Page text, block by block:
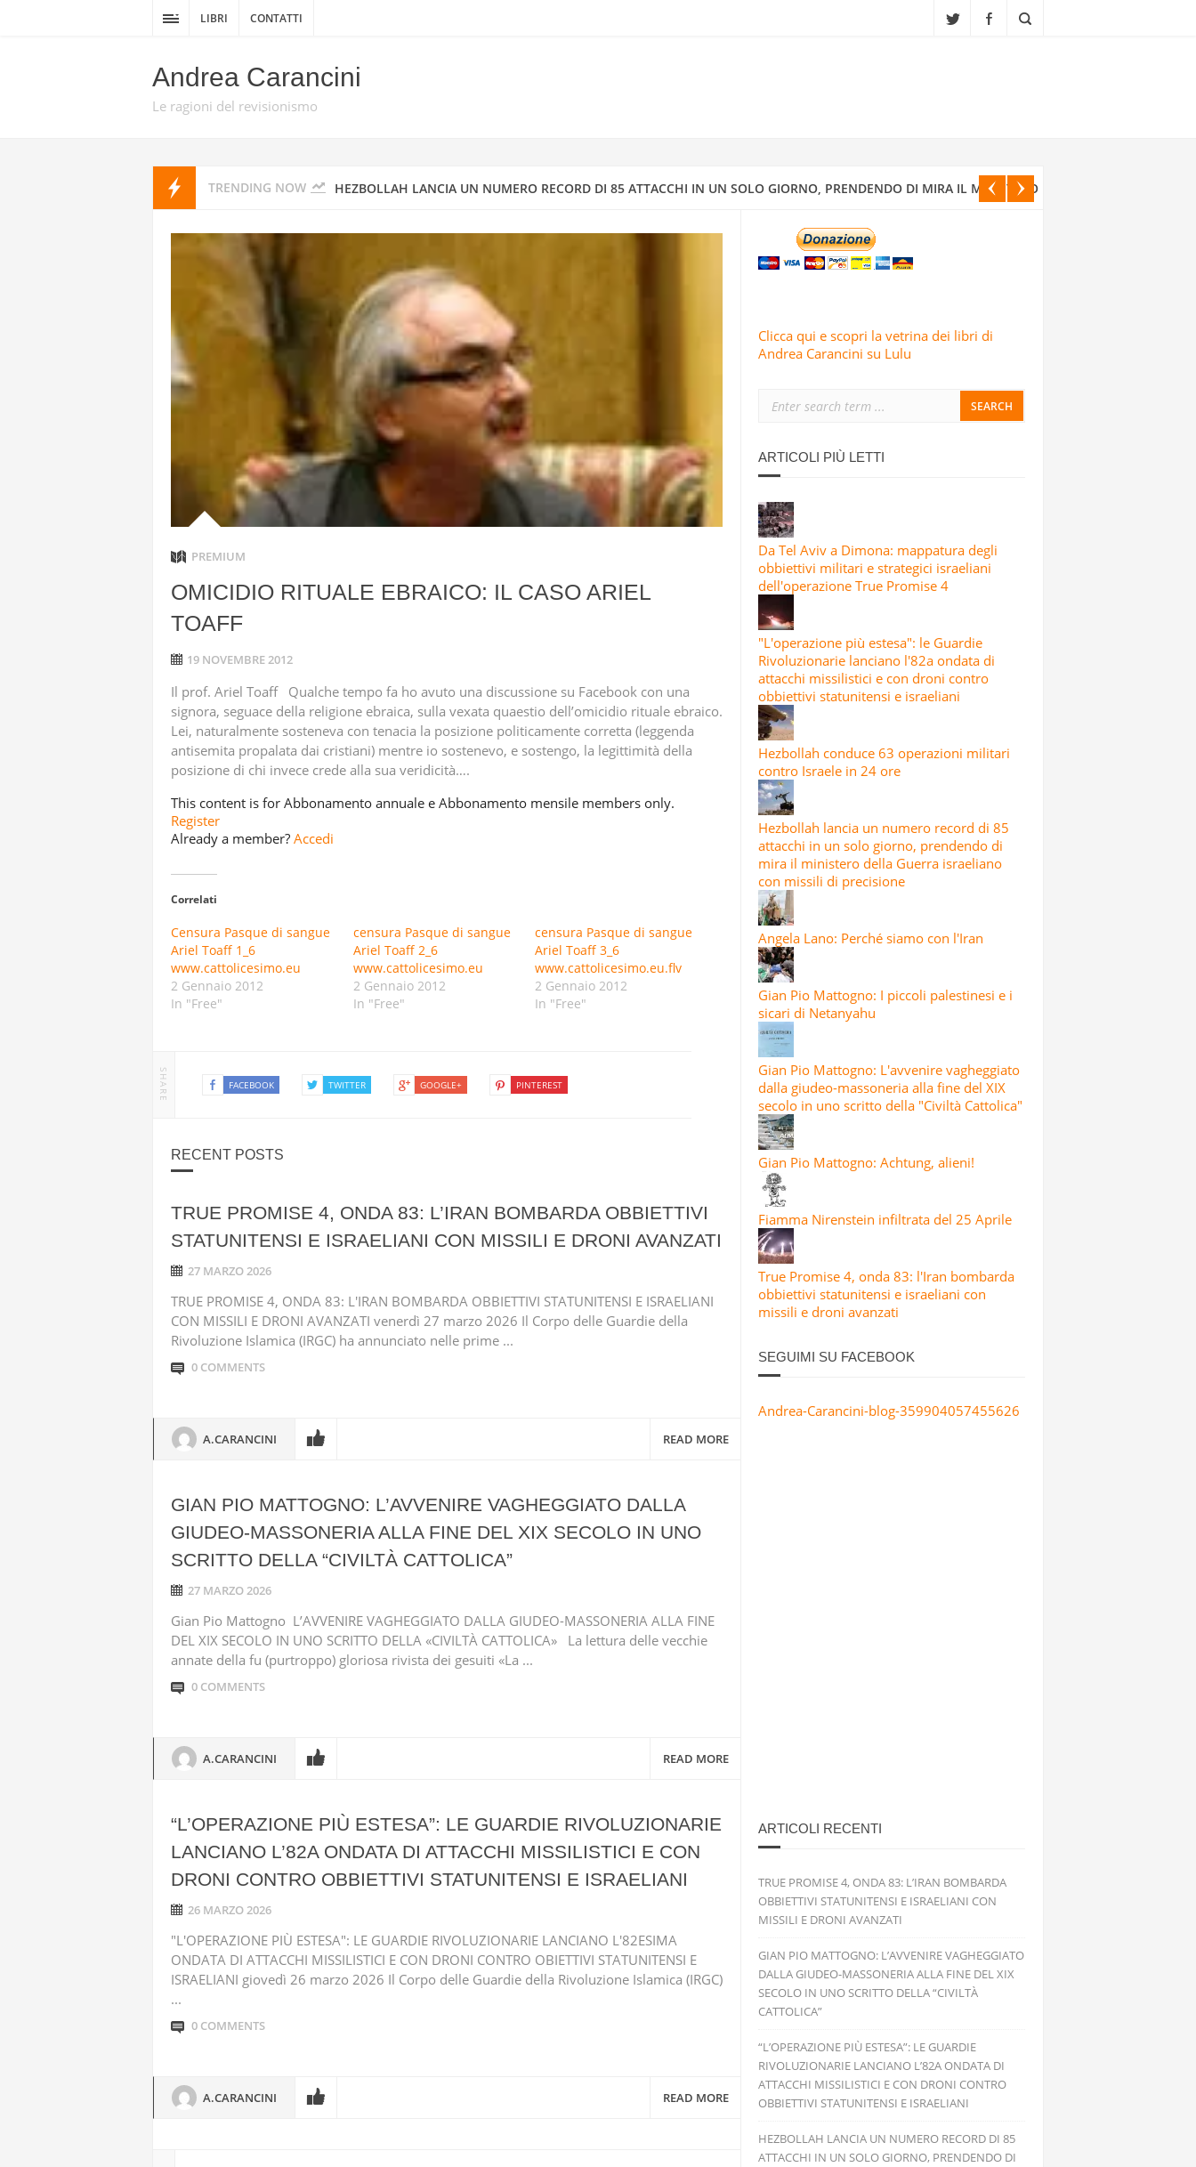
LIBRI CONTATTI
Andrea Carancini
Le ragioni del revisionismo
TRENDING NOW
GIAN PIO MATTOGNO: L’AVVENIRE VAGHEGGIATO DALLA GIUDEO-MASSONERIA ALLA FINE DEL XIX SECOLO IN UNO
HEZBOLLAH LANCIA UN NUMERO RECORD DI 85 ATTACCHI IN UN SOLO GIORNO, PRENDENDO DI MIRA IL MINISTERO
DELLA GUERRA ISRAELIANO CON MISSILI DI PRECISIONE
DA TEL AVIV A DIMONA: MAPPATURA DEGLI OBBIETTIVI MILITARI E STRATEGICI ISRAELIANI DELL’OPERAZIONE TRUE
PROMISE 4
HEZBOLLAH CONDUCE 63 OPERAZIONI MILITARI CONTRO ISRAELE IN 24 ORE
HEZBOLLAH LANCIA OLTRE 30 RAZZI CONTRO HAIFA E NAHARIYA IN UN MASSICCIO ATTACCO
STATI UNITI E ISRAELE INTENSIFICANO GLI ATTACCHI CONTRO AREE RESIDENZIALI, SCUOLE E CENTRI CULTURALI IN
TRUE PROMISE 4, ONDA 83: L’IRAN BOMBARDA OBBIETTIVI STATUNITENSI E ISRAELIANI CON MISSILI E DRONI
AVANZATI
PREMIUM
OMICIDIO RITUALE EBRAICO: IL CASO ARIEL
TOAFF
19 NOVEMBRE 2012
Il prof. Ariel Toaff Qualche tempo fa ho avuto una discussione su Facebook con una
signora, seguace della religione ebraica, sulla vexata quaestio dell’omicidio rituale ebraico.
Lei, naturalmente sosteneva con tenacia la posizione politicamente corretta (leggenda
antisemita propalata dai cristiani) mentre io sostenevo, e sostengo, la legittimità della
posizione di chi invece crede alla sua veridicità….
This content is for Abbonamento annuale e Abbonamento mensile members only.
Register
Already a member? Accedi
Correlati
Censura Pasque di sangue
Ariel Toaff 1_6
www.cattolicesimo.eu
2 Gennaio 2012
In "Free"
censura Pasque di sangue
Ariel Toaff 2_6
www.cattolicesimo.eu
2 Gennaio 2012
In "Free"
censura Pasque di sangue
Ariel Toaff 3_6
www.cattolicesimo.eu.flv
2 Gennaio 2012
In "Free"
SHARE FACEBOOK TWITTER GOOGLE+ PINTEREST
RECENT POSTS
TRUE PROMISE 4, ONDA 83: L’IRAN BOMBARDA OBBIETTIVI
STATUNITENSI E ISRAELIANI CON MISSILI E DRONI AVANZATI
27 MARZO 2026
TRUE PROMISE 4, ONDA 83: L'IRAN BOMBARDA OBBIETTIVI STATUNITENSI E ISRAELIANI
CON MISSILI E DRONI AVANZATI venerdì 27 marzo 2026 Il Corpo delle Guardie della
Rivoluzione Islamica (IRGC) ha annunciato nelle prime ...
0 COMMENTS
A.CARANCINI READ MORE
GIAN PIO MATTOGNO: L’AVVENIRE VAGHEGGIATO DALLA
GIUDEO-MASSONERIA ALLA FINE DEL XIX SECOLO IN UNO
SCRITTO DELLA “CIVILTÀ CATTOLICA”
27 MARZO 2026
Gian Pio Mattogno L’AVVENIRE VAGHEGGIATO DALLA GIUDEO-MASSONERIA ALLA FINE
DEL XIX SECOLO IN UNO SCRITTO DELLA «CIVILTÀ CATTOLICA» La lettura delle vecchie
annate della fu (purtroppo) gloriosa rivista dei gesuiti «La ...
0 COMMENTS
A.CARANCINI READ MORE
“L’OPERAZIONE PIÙ ESTESA”: LE GUARDIE RIVOLUZIONARIE
LANCIANO L’82A ONDATA DI ATTACCHI MISSILISTICI E CON
DRONI CONTRO OBBIETTIVI STATUNITENSI E ISRAELIANI
26 MARZO 2026
"L'OPERAZIONE PIÙ ESTESA": LE GUARDIE RIVOLUZIONARIE LANCIANO L'82ESIMA
ONDATA DI ATTACCHI MISSILISTICI E CON DRONI CONTRO OBIETTIVI STATUNITENSI E
ISRAELIANI giovedì 26 marzo 2026 Il Corpo delle Guardie della Rivoluzione Islamica (IRGC)
...
0 COMMENTS
A.CARANCINI READ MORE
Clicca qui e scopri la vetrina dei libri di
Andrea Carancini su Lulu
ARTICOLI PIÙ LETTI
Da Tel Aviv a Dimona: mappatura degli
obbiettivi militari e strategici israeliani
dell'operazione True Promise 4
"L'operazione più estesa": le Guardie
Rivoluzionarie lanciano l'82a ondata di
attacchi missilistici e con droni contro
obbiettivi statunitensi e israeliani
Hezbollah conduce 63 operazioni militari
contro Israele in 24 ore
Hezbollah lancia un numero record di 85
attacchi in un solo giorno, prendendo di
mira il ministero della Guerra israeliano
con missili di precisione
Angela Lano: Perché siamo con l'Iran
Gian Pio Mattogno: I piccoli palestinesi e i
sicari di Netanyahu
Gian Pio Mattogno: L'avvenire vagheggiato
dalla giudeo-massoneria alla fine del XIX
secolo in uno scritto della "Civiltà Cattolica"
Gian Pio Mattogno: Achtung, alieni!
Fiamma Nirenstein infiltrata del 25 Aprile
True Promise 4, onda 83: l'Iran bombarda
obbiettivi statunitensi e israeliani con
missili e droni avanzati
SEGUIMI SU FACEBOOK
Andrea-Carancini-blog-359904057455626
ARTICOLI RECENTI
TRUE PROMISE 4, ONDA 83: L’IRAN BOMBARDA
OBBIETTIVI STATUNITENSI E ISRAELIANI CON
MISSILI E DRONI AVANZATI
GIAN PIO MATTOGNO: L’AVVENIRE VAGHEGGIATO
DALLA GIUDEO-MASSONERIA ALLA FINE DEL XIX
SECOLO IN UNO SCRITTO DELLA “CIVILTÀ
CATTOLICA”
“L’OPERAZIONE PIÙ ESTESA”: LE GUARDIE
RIVOLUZIONARIE LANCIANO L’82A ONDATA DI
ATTACCHI MISSILISTICI E CON DRONI CONTRO
OBBIETTIVI STATUNITENSI E ISRAELIANI
HEZBOLLAH LANCIA UN NUMERO RECORD DI 85
ATTACCHI IN UN SOLO GIORNO, PRENDENDO DI